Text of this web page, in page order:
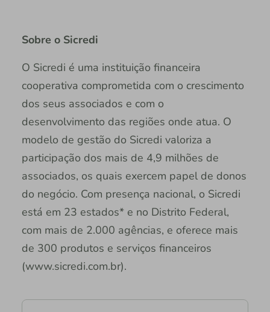
Sobre o Sicredi
O Sicredi é uma instituição financeira
cooperativa comprometida com o crescimento
dos seus associados e com o
desenvolvimento das regiões onde atua. O
modelo de gestão do Sicredi valoriza a
participação dos mais de 4,9 milhões de
associados, os quais exercem papel de donos
do negócio. Com presença nacional, o Sicredi
está em 23 estados* e no Distrito Federal,
com mais de 2.000 agências, e oferece mais
de 300 produtos e serviços financeiros
(www.sicredi.com.br).